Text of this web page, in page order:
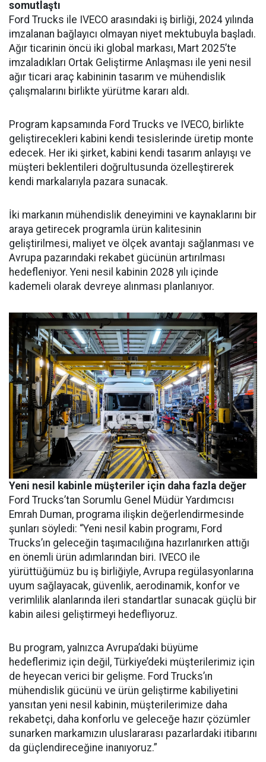
somutlaştı
Ford Trucks ile IVECO arasındaki iş birliği, 2024 yılında
imzalanan bağlayıcı olmayan niyet mektubuyla başladı.
Ağır ticarinin öncü iki global markası, Mart 2025’te
imzaladıkları Ortak Geliştirme Anlaşması ile yeni nesil
ağır ticari araç kabininin tasarım ve mühendislik
çalışmalarını birlikte yürütme kararı aldı.
Program kapsamında Ford Trucks ve IVECO, birlikte
geliştirecekleri kabini kendi tesislerinde üretip monte
edecek. Her iki şirket, kabini kendi tasarım anlayışı ve
müşteri beklentileri doğrultusunda özelleştirerek
kendi markalarıyla pazara sunacak.
İki markanın mühendislik deneyimini ve kaynaklarını bir
araya getirecek programla ürün kalitesinin
geliştirilmesi, maliyet ve ölçek avantajı sağlanması ve
Avrupa pazarındaki rekabet gücünün artırılması
hedefleniyor. Yeni nesil kabinin 2028 yılı içinde
kademeli olarak devreye alınması planlanıyor.
Yeni nesil kabinle müşteriler için daha fazla değer
Ford Trucks’tan Sorumlu Genel Müdür Yardımcısı
Emrah Duman, programa ilişkin değerlendirmesinde
şunları söyledi: “Yeni nesil kabin programı, Ford
Trucks’ın geleceğin taşımacılığına hazırlanırken attığı
en önemli ürün adımlarından biri. IVECO ile
yürüttüğümüz bu iş birliğiyle, Avrupa regülasyonlarına
uyum sağlayacak, güvenlik, aerodinamik, konfor ve
verimlilik alanlarında ileri standartlar sunacak güçlü bir
kabin ailesi geliştirmeyi hedefliyoruz.
Bu program, yalnızca Avrupa’daki büyüme
hedeflerimiz için değil, Türkiye’deki müşterilerimiz için
de heyecan verici bir gelişme. Ford Trucks’ın
mühendislik gücünü ve ürün geliştirme kabiliyetini
yansıtan yeni nesil kabinin, müşterilerimize daha
rekabetçi, daha konforlu ve geleceğe hazır çözümler
sunarken markamızın uluslararası pazarlardaki itibarını
da güçlendireceğine inanıyoruz.”